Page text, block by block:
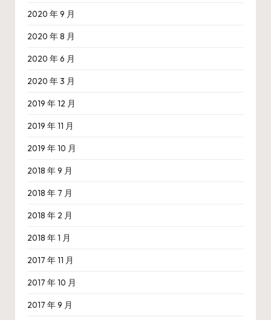
2020 年 9 月
2020 年 8 月
2020 年 6 月
2020 年 3 月
2019 年 12 月
2019 年 11 月
2019 年 10 月
2018 年 9 月
2018 年 7 月
2018 年 2 月
2018 年 1 月
2017 年 11 月
2017 年 10 月
2017 年 9 月